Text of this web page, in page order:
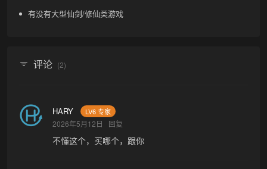
有没有大型仙剑/修仙类游戏
评论 (2)
HARY LV6 专家
2026年5月12日 回复
不懂这个，买哪个，跟你